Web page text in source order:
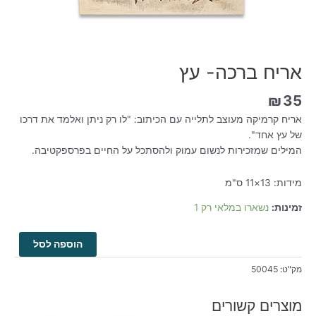
אריח ברכה- עץ
₪35
אריח קרמיקה מעוצב לתלייה עם הכיתוב: "לו רק ניתן ואלמד את דרכו
של עץ אחד".
המילים שמזכירות לנשום עמוק ולהסתכל על החיים בפרספקטיבה.
מידות: 13×11 ס"מ
זמינות: נשארו במלאי רק 1
הוספה לסל
מק"ט: 50045
מוצרים קשורים